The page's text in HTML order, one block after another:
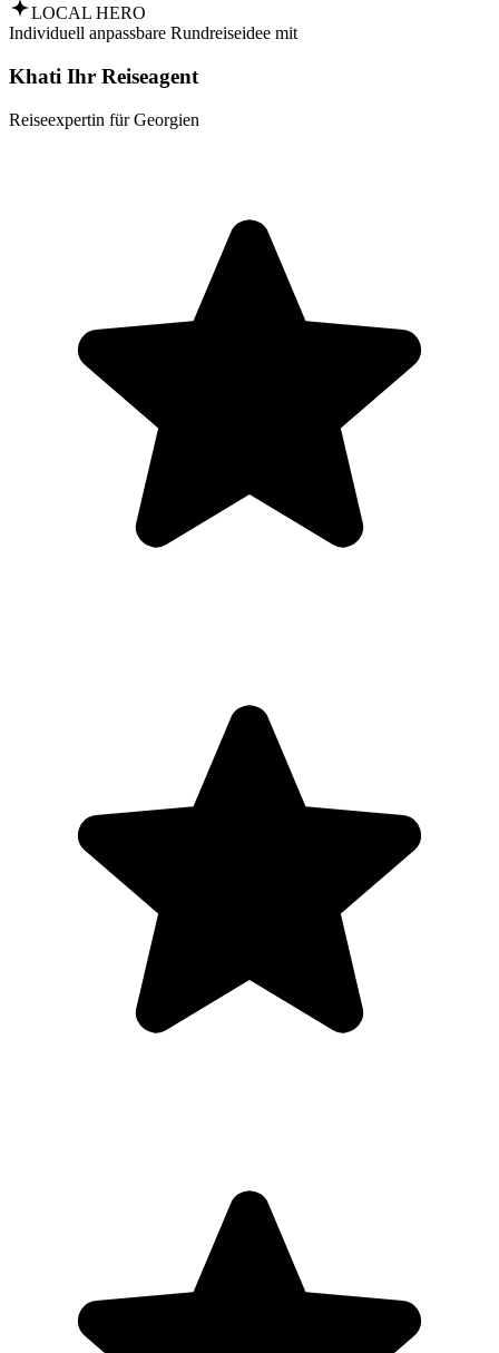
LOCAL HERO
Individuell anpassbare Rundreiseidee mit
Khati Ihr Reiseagent
Reiseexpertin für Georgien